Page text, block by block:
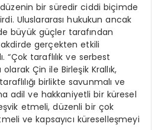
düzenin bir süredir ciddi biçimde
Uluslararası hukukun ancak
büyük güçler tarafından
gerçekten etkili
“Çok taraflılık ve serbest
Çin ile Birleşik Krallık,
birlikte savunmalı ve
adil ve hakkaniyetli bir küresel
etmeli, düzenli bir çok
ve kapsayıcı küreselleşmeyi